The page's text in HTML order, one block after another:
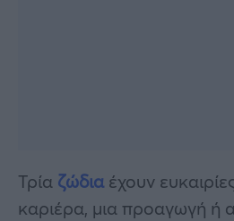
Τρία ζώδια έχουν
καριέρα, μια προαγωγή ή